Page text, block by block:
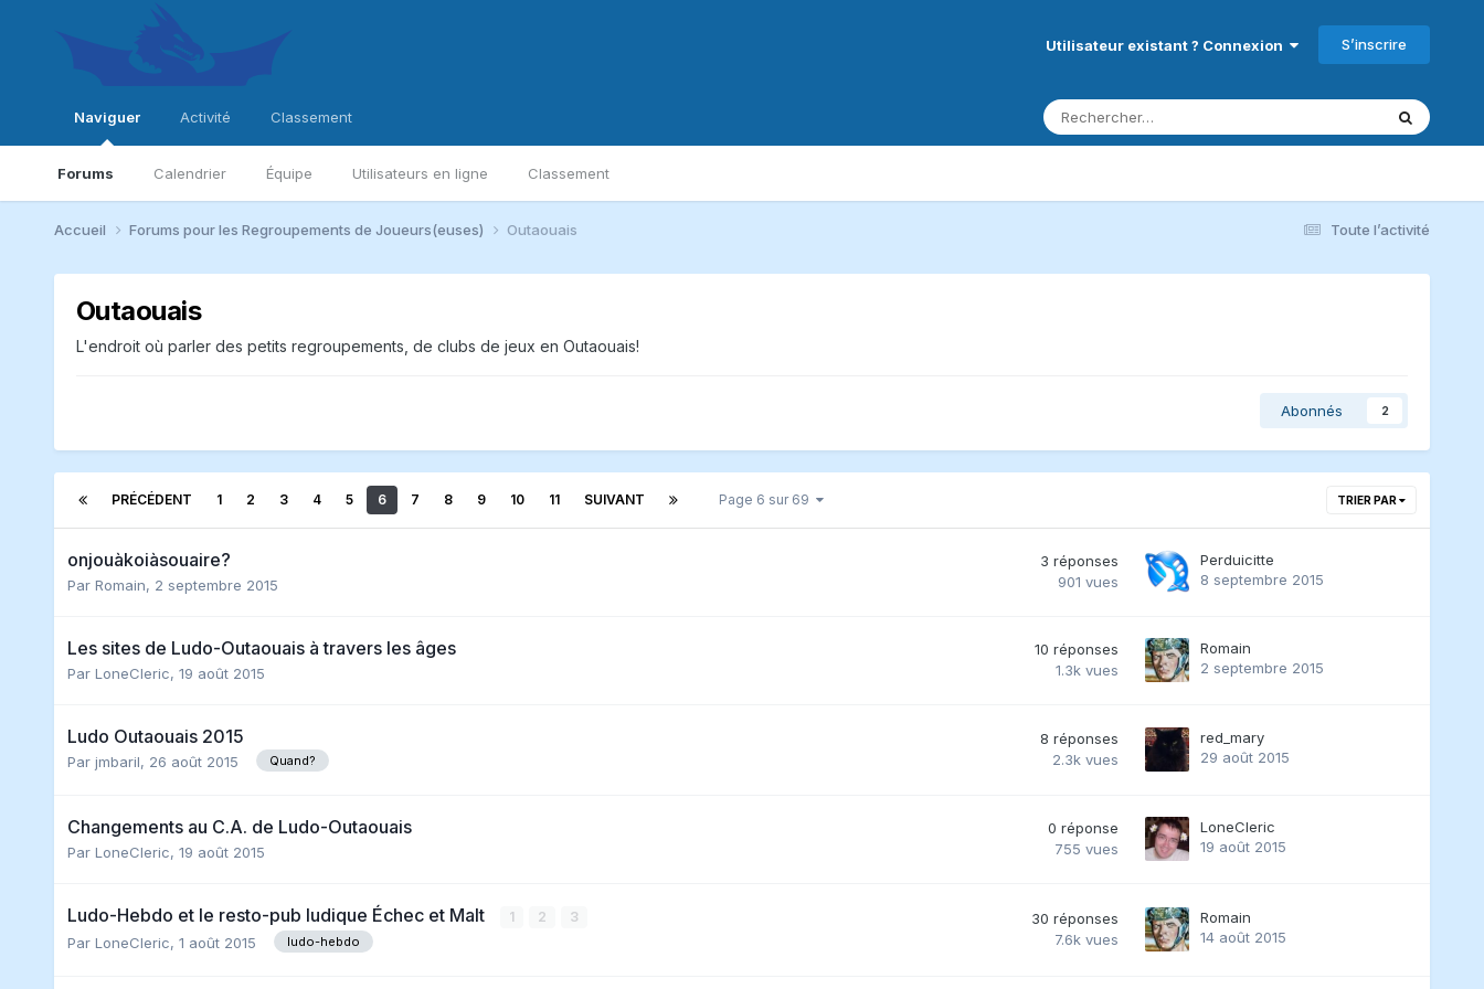
Utilisateur existant ? Connexion S’inscrire
Naviguer
Forums Calendrier Équipe Utilisateurs en ligne Classement
Activité Classement
Toute l’activité
Accueil Forums pour les Regroupements de Joueurs(euses) Outaouais
Outaouais
L'endroit où parler des petits regroupements, de clubs de jeux en Outaouais!
Abonnés 2
TRIER PAR
PRÉCÉDENT 1 2 3 4 5 6 7 8 9 10 11 SUIVANT Page 6 sur 69
onjouàkoiàsouaire?
Par Romain, 2 septembre 2015
3 réponses
901 vues
Perduicitte
8 septembre 2015
Les sites de Ludo-Outaouais à travers les âges
Par LoneCleric, 19 août 2015
10 réponses
1.3k vues
Romain
2 septembre 2015
Ludo Outaouais 2015
Par jmbaril, 26 août 2015 Quand?
8 réponses
2.3k vues
red_mary
29 août 2015
Changements au C.A. de Ludo-Outaouais
Par LoneCleric, 19 août 2015
0 réponse
755 vues
LoneCleric
19 août 2015
Ludo-Hebdo et le resto-pub ludique Échec et Malt 1 2 3
Par LoneCleric, 1 août 2015 ludo-hebdo
30 réponses
7.6k vues
Romain
14 août 2015